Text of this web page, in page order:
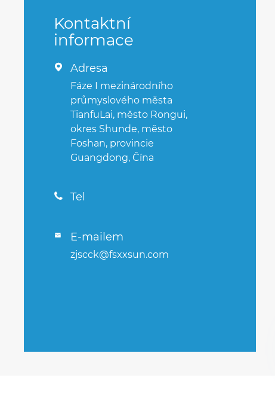
Kontaktní
informace
 Adresa
Fáze I mezinárodního
průmyslového města
TianfuLai, město Rongui,
okres Shunde, město
Foshan, provincie
Guangdong, Čína
 Tel
 E-mailem
zjscck@fsxxsun.com